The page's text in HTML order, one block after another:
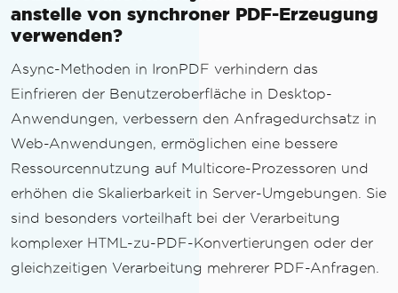
anstelle von synchroner PDF-Erzeugung
verwenden?
Async-Methoden in IronPDF verhindern das
Einfrieren der Benutzeroberfläche in Desktop-
Anwendungen, verbessern den Anfragedurchsatz in
Web-Anwendungen, ermöglichen eine bessere
Ressourcennutzung auf Multicore-Prozessoren und
erhöhen die Skalierbarkeit in Server-Umgebungen. Sie
sind besonders vorteilhaft bei der Verarbeitung
komplexer HTML-zu-PDF-Konvertierungen oder der
gleichzeitigen Verarbeitung mehrerer PDF-Anfragen.